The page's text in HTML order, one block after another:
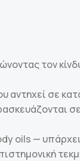
τον
αντηχεί σε
oils —